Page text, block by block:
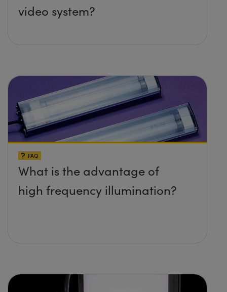
video system?
FAQ
What is the advantage of
high frequency illumination?